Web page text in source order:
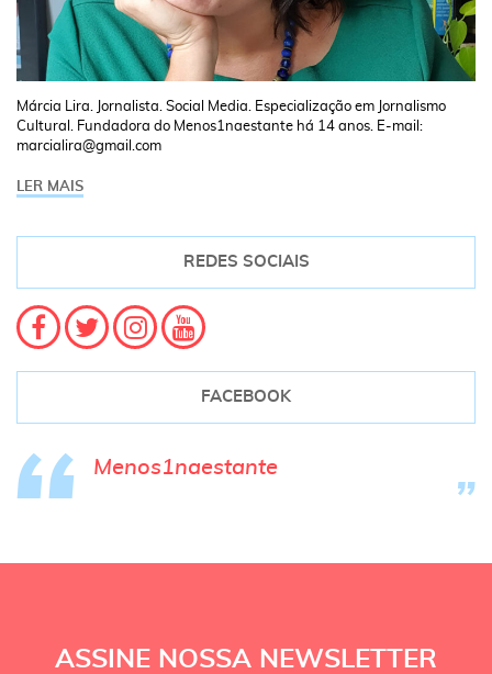
Márcia Lira. Jornalista. Social Media. Especialização em Jornalismo
Cultural. Fundadora do Menos1naestante há 14 anos. E-mail:
marcialira@gmail.com
LER MAIS
REDES SOCIAIS
FACEBOOK
Menos1naestante
ASSINE NOSSA NEWSLETTER